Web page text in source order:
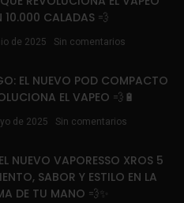
10.000 CALADAS 💨
de 2025 Sin comentarios
EL NUEVO POD COMPACTO
EL VAPEO 💨🔋
de 2025 Sin comentarios
NUEVO VAPORESSO XROS 5
SABOR Y ESTILO EN LA
DE TU MANO 💨✨